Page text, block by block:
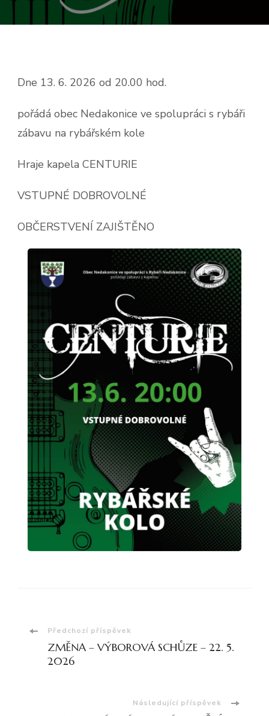
Dne 13. 6. 2026 od 20.00 hod.
pořádá obec Nedakonice ve spolupráci s rybáři
zábavu na rybářském kole
Hraje kapela CENTURIE
VSTUPNÉ DOBROVOLNÉ
OBČERSTVENÍ ZAJIŠTĚNO
Navigace
příspěvku
Předchozí příspěvek
ZMĚNA – VÝBOROVÁ SCHŮZE – 22. 5.
2026
Následující příspěvek